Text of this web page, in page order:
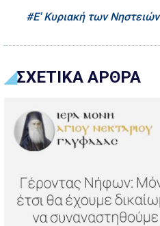
Ε' Κυριακή των Νηστειών
ΣΧΕΤΙΚΑ ΑΡΘΡΑ